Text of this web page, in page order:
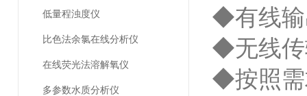
低量程浊度仪
比色法余氯在线分析仪
在线荧光法溶解氧仪
多参数水质分析仪
◆有线输
◆无线传
◆按照需